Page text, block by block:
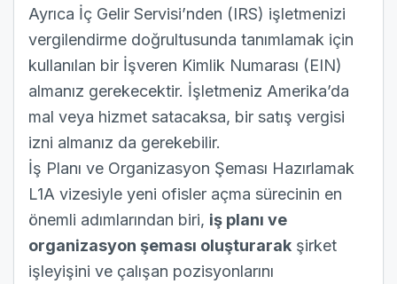
Ayrıca İç Gelir Servisi’nden (IRS) işletmenizi
vergilendirme doğrultusunda tanımlamak için
kullanılan bir İşveren Kimlik Numarası (EIN)
almanız gerekecektir. İşletmeniz Amerika’da
mal veya hizmet satacaksa, bir satış vergisi
izni almanız da gerekebilir.
İş Planı ve Organizasyon Şeması Hazırlamak
L1A vizesiyle yeni ofisler açma sürecinin en
önemli adımlarından biri, iş planı ve
organizasyon şeması oluşturarak şirket
işleyişini ve çalışan pozisyonlarını